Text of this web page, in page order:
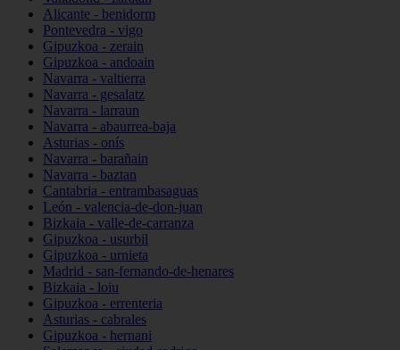
Alicante - benidorm
Pontevedra - vigo
Gipuzkoa - zerain
Gipuzkoa - andoain
Navarra - valtierra
Navarra - gesalatz
Navarra - larraun
Navarra - abaurrea-baja
Asturias - onís
Navarra - barañain
Navarra - baztan
Cantabria - entrambasaguas
León - valencia-de-don-juan
Bizkaia - valle-de-carranza
Gipuzkoa - usurbil
Gipuzkoa - urnieta
Madrid - san-fernando-de-henares
Bizkaia - loiu
Gipuzkoa - errenteria
Asturias - cabrales
Gipuzkoa - hernani